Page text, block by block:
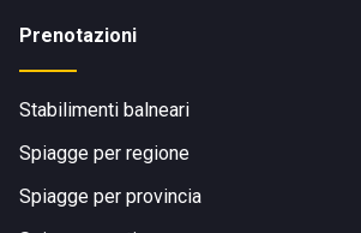
Prenotazioni
Stabilimenti balneari
Spiagge per regione
Spiagge per provincia